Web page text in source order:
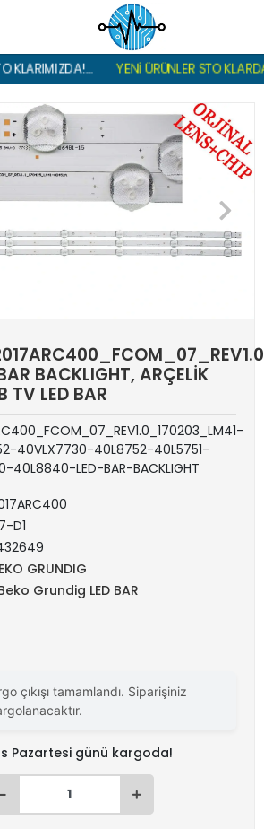
YENİ ÜRÜNLER
BACKLIGHT, ARÇELİK
LED BAR
40VLX7730-40L8752-40L5751-
LED-BAR-BACKLIGHT
D1
GRUNDIG
Grundig LED BAR
çıkışı tamamlandı. Siparişiniz
Pazartesi günü kargoda!